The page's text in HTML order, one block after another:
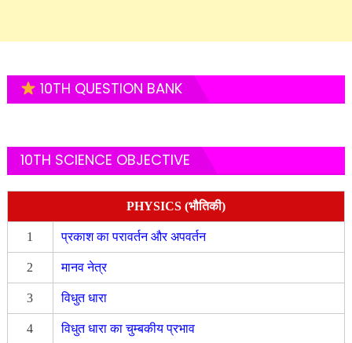
10TH QUESTION BANK
10TH SCIENCE OBJECTIVE
PHYSICS (भौतिकी)
1 प्रकाश का परावर्तन और अपवर्तन
2 मानव नेत्र
3 विधुत धारा
4 विधुत धारा का चुम्बकीय प्रभाव